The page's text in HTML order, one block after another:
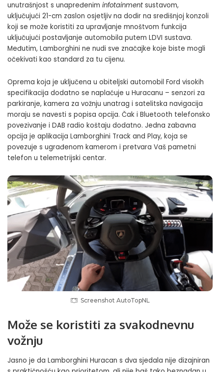
unutrašnjost s unapređenim infotainment sustavom,
uključujući 21-cm zaslon osjetljiv na dodir na središnjoj konzoli
koji se može koristiti za upravljanje mnoštvom funkcija
uključujući postavljanje automobila putem LDVI sustava.
Međutim, Lamborghini ne nudi sve značajke koje biste mogli
očekivati kao standard za tu cijenu.
Oprema koja je uključena u obiteljski automobil Ford visokih
specifikacija dodatno se naplaćuje u Huracanu – senzori za
parkiranje, kamera za vožnju unatrag i satelitska navigacija
moraju se navesti s popisa opcija. Čak i Bluetooth telefonsko
povezivanje i DAB radio koštaju dodatno. Jedna zabavna
opcija je aplikacija Lamborghini Track and Play, koja se
povezuje s ugrađenom kamerom i pretvara Vaš pametni
telefon u telemetrijski centar.
Screenshot AutoTopNL
Može se koristiti za svakodnevnu
vožnju
Jasno je da Lamborghini Huracan s dva sjedala nije dizajniran